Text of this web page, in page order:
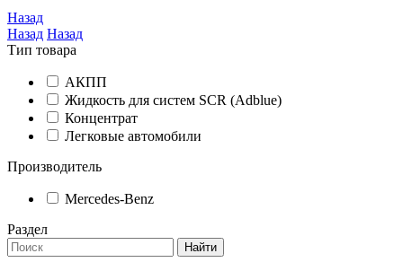
Назад
Назад Назад
Тип товара
АКПП
Жидкость для систем SCR (Adblue)
Концентрат
Легковые автомобили
Производитель
Mercedes-Benz
Раздел
Найти